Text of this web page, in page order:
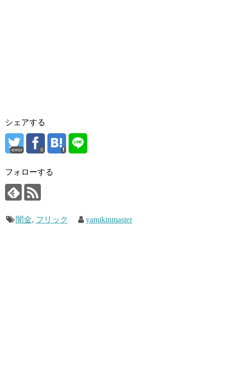
シェアする
error 0
フォローする
闇金, フリック yamikinmaster